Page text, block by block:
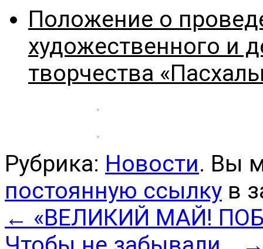
Положение о
художественного и
творчества
Рубрика: Новости. Вы
постоянную ссылку в
← «ВЕЛИКИЙ МАЙ!